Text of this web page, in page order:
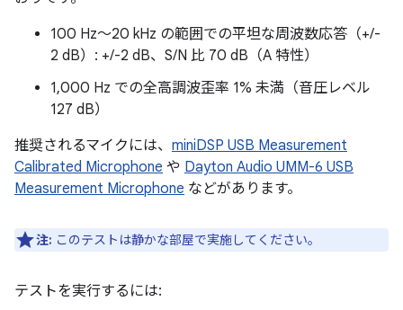
100 Hz～20 kHz の範囲での平坦な周波数応答（+/-
2 dB）: +/-2 dB、S/N 比 70 dB（A 特性）
1,000 Hz での全高調波歪率 1% 未満（音圧レベル
127 dB）
推奨されるマイクには、 miniDSP USB Measurement
Calibrated Microphone や Dayton Audio UMM-6 USB
Measurement Microphone などがあります。
注: このテストは静かな部屋で実施してください。
テストを実行するには: